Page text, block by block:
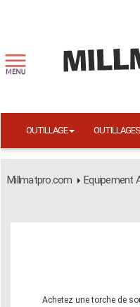
OUTILLAGE
Millmatpro.com Equipement
Achetez une torche de